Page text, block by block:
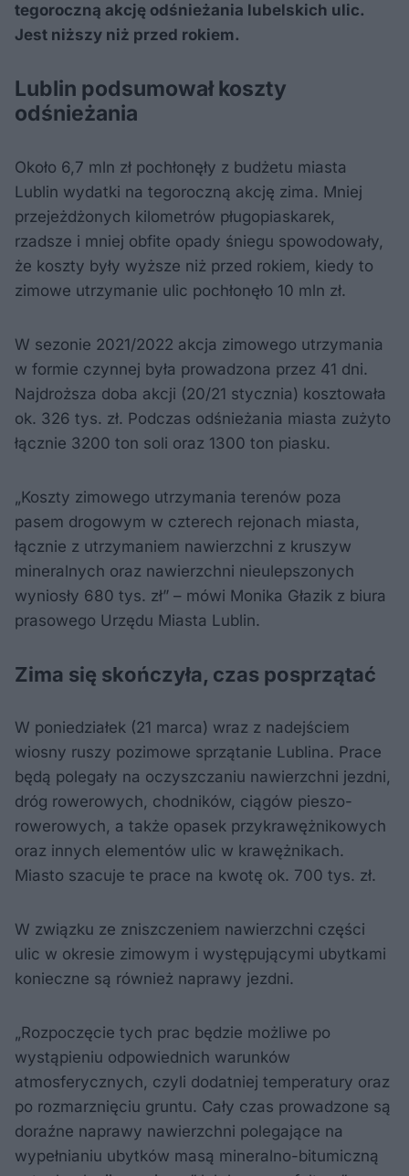
tegoroczną akcję odśnieżania lubelskich ulic.
Jest niższy niż przed rokiem.
Lublin podsumował koszty
odśnieżania
Około 6,7 mln zł pochłonęły z budżetu miasta
Lublin wydatki na tegoroczną akcję zima. Mniej
przejeżdżonych kilometrów pługopiaskarek,
rzadsze i mniej obfite opady śniegu spowodowały,
że koszty były wyższe niż przed rokiem, kiedy to
zimowe utrzymanie ulic pochłonęło 10 mln zł.
W sezonie 2021/2022 akcja zimowego utrzymania
w formie czynnej była prowadzona przez 41 dni.
Najdroższa doba akcji (20/21 stycznia) kosztowała
ok. 326 tys. zł. Podczas odśnieżania miasta zużyto
łącznie 3200 ton soli oraz 1300 ton piasku.
„Koszty zimowego utrzymania terenów poza
pasem drogowym w czterech rejonach miasta,
łącznie z utrzymaniem nawierzchni z kruszyw
mineralnych oraz nawierzchni nieulepszonych
wyniosły 680 tys. zł” – mówi Monika Głazik z biura
prasowego Urzędu Miasta Lublin.
Zima się skończyła, czas posprzątać
W poniedziałek (21 marca) wraz z nadejściem
wiosny ruszy pozimowe sprzątanie Lublina. Prace
będą polegały na oczyszczaniu nawierzchni jezdni,
dróg rowerowych, chodników, ciągów pieszo-
rowerowych, a także opasek przykrawężnikowych
oraz innych elementów ulic w krawężnikach.
Miasto szacuje te prace na kwotę ok. 700 tys. zł.
W związku ze zniszczeniem nawierzchni części
ulic w okresie zimowym i występującymi ubytkami
konieczne są również naprawy jezdni.
„Rozpoczęcie tych prac będzie możliwe po
wystąpieniu odpowiednich warunków
atmosferycznych, czyli dodatniej temperatury oraz
po rozmarznięciu gruntu. Cały czas prowadzone są
doraźne naprawy nawierzchni polegające na
wypełnianiu ubytków masą mineralno-bitumiczną